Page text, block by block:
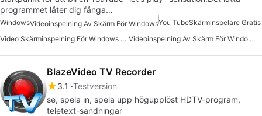
programmet låter dig fånga…
WindowsVideoinspelning Av Skärm För WindowsYou TubeSkärminspelare Gratis
Video Skärminspelning För Windows Gratis
Videoinspelning Av Skärm För Windows Gratis
BlazeVideo TV Recorder
3.1 Testversion
se, spela in, spela upp högupplöst HDTV-program,
teletext-sändningar